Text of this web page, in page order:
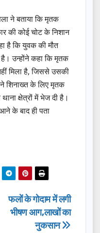
ने बताया कि मृतक
की कोई चोट के निशान
है कि युवक की मौत
उन्होंने कहा कि मृतक
मिला है, जिससे उसकी
शिनाख्त के लिए मृतक
क्षेत्रों में भेज दी है।
आने के बाद ही पता
फलों के गोदाम में लगी
भीषण आग,लाखों का
नुकसान